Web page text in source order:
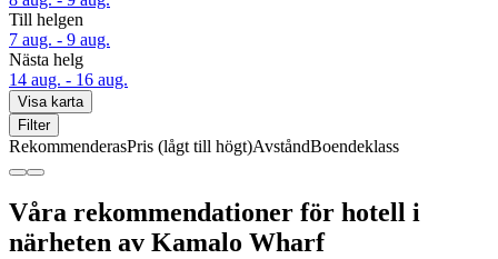
Till helgen
7 aug. - 9 aug.
Nästa helg
14 aug. - 16 aug.
Visa karta
Filter
RekommenderasPris (lågt till högt)AvståndBoendeklass
Våra rekommendationer för hotell i
närheten av Kamalo Wharf